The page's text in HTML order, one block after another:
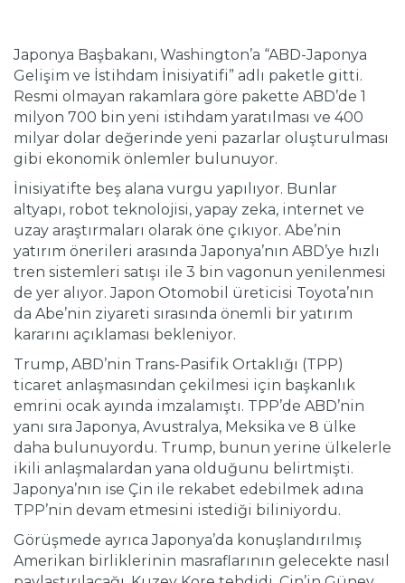
Japonya Başbakanı, Washington’a “ABD-Japonya
Gelişim ve İstihdam İnisiyatifi” adlı paketle gitti.
Resmi olmayan rakamlara göre pakette ABD’de 1
milyon 700 bin yeni istihdam yaratılması ve 400
milyar dolar değerinde yeni pazarlar oluşturulması
gibi ekonomik önlemler bulunuyor.
İnisiyatifte beş alana vurgu yapılıyor. Bunlar
altyapı, robot teknolojisi, yapay zeka, internet ve
uzay araştırmaları olarak öne çıkıyor. Abe’nin
yatırım önerileri arasında Japonya’nın ABD’ye hızlı
tren sistemleri satışı ile 3 bin vagonun yenilenmesi
de yer alıyor. Japon Otomobil üreticisi Toyota’nın
da Abe’nin ziyareti sırasında önemli bir yatırım
kararını açıklaması bekleniyor.
Trump, ABD’nin Trans-Pasifik Ortaklığı (TPP)
ticaret anlaşmasından çekilmesi için başkanlık
emrini ocak ayında imzalamıştı. TPP’de ABD’nin
yanı sıra Japonya, Avustralya, Meksika ve 8 ülke
daha bulunuyordu. Trump, bunun yerine ülkelerle
ikili anlaşmalardan yana olduğunu belirtmişti.
Japonya’nın ise Çin ile rekabet edebilmek adına
TPP’nin devam etmesini istediği biliniyordu.
Görüşmede ayrıca Japonya’da konuşlandırılmış
Amerikan birliklerinin masraflarının gelecekte nasıl